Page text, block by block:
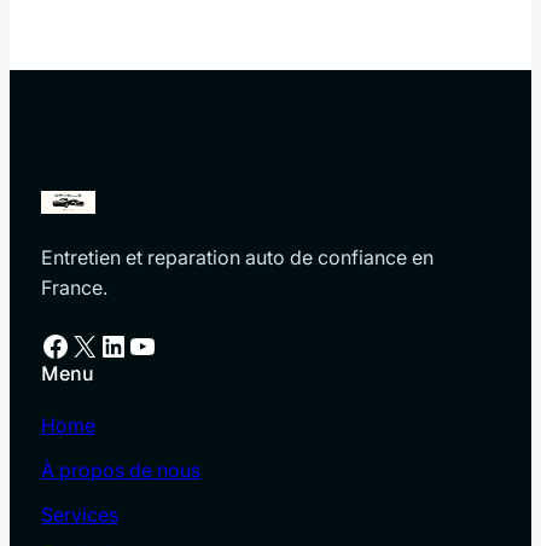
Entretien et reparation auto de confiance en
France.
Facebook X LinkedIn YouTube
Menu
Home
À propos de nous
Services